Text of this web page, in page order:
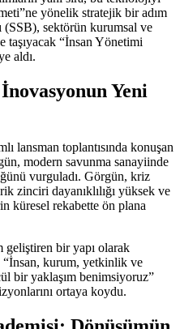
yönelik stratejik bir adım
(SSB), sektörün kurumsal ve
taşıyacak “İnsan Yönetimi
aldı.
Yeni
lansman toplantısında konuşan
modern savunma sanayiinde
vurguladı. Görgün, kriz
zinciri dayanıklılığı yüksek ve
küresel rekabette ön plana
geliştiren bir yapı olarak
kurum, yetkinlik ve
bir yaklaşım benimsiyoruz”
ortaya koydu.